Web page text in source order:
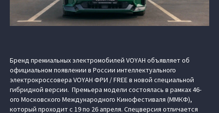
Бренд премиальных электромобилей VOYAH объявляет об
официальном появлении в России интеллектуального
электрокроссовера VOYAH ФРИ / FREE в новой специальной
гибридной версии. Премьера модели состоялась в рамках 46-
ого Московского Международного Кинофестиваля (ММКФ),
который проходит с 19 по 26 апреля. Спецверсия отличается